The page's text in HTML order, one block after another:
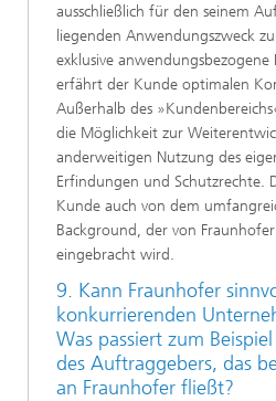
ausschließlich für den seinem
liegenden Anwendungszweck
exklusive
erfährt der Kunde optimalen
Außerhalb des
die Möglichkeit zur
anderweitigen Nutzung des
Erfindungen und Schutzrechte.
Kunde auch von dem
Background, der von
eingebracht wird.
9. Kann Fraunhofer
konkurrierenden
Was passiert zum
des Auftraggebers, das
an Fraunhofer fließt?